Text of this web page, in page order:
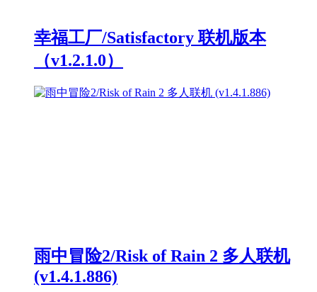
幸福工厂/Satisfactory 联机版本
（v1.2.1.0）
雨中冒险2/Risk of Rain 2 多人联机
(v1.4.1.886)